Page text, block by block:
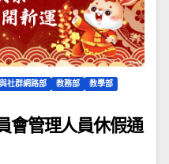
社群網路部 教務部
教學部
會管理人員休假通